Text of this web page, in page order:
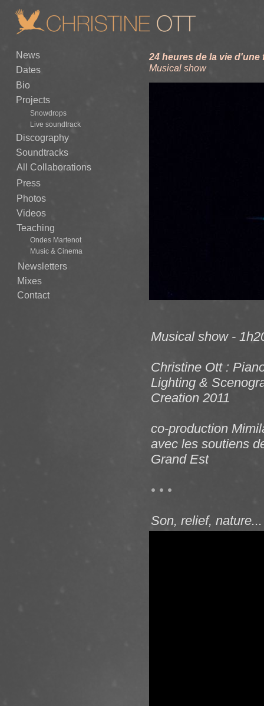
Live soundtrack
Snowdrops
Bio
Mixes
Videos
Newsletters
Music & Cinema
Ondes Martenot
Contact
All Collaborations
Photos
Dates
Soundtracks
Teaching
Press
Projects
Discography
News
Musical show -
Christine Ott :
Lighting &
Creation 2011
co-production
avec les soutiens
Grand Est
• • •
Son, relief,
de l'aube à la nuit.
24 heures de la vie d'une
Musical show